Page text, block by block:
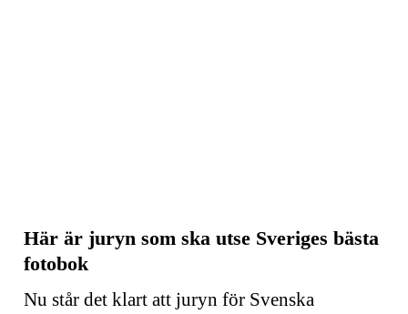
Här är juryn som ska utse Sveriges bästa
fotobok
Nu står det klart att juryn för Svenska